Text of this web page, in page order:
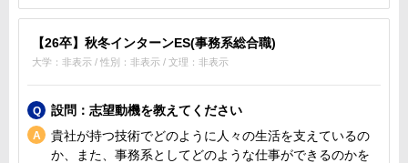
【26卒】秋冬インターンES(事務系総合職)
大学：非表示 / 性別：非表示 / 文理：非表示
設問：志望動機を教えてください
貴社が持つ技術でどのように人々の生活を支えているの
か、また、事務系としてどのような仕事ができるのかを